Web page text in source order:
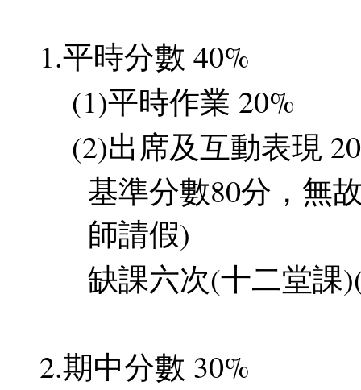
1.平時分數 40%
(1)平時作業 20%
(2)出席及互動表現
基準分數80分，無
師請假)
缺課六次(十二堂課
2.期中分數 30%